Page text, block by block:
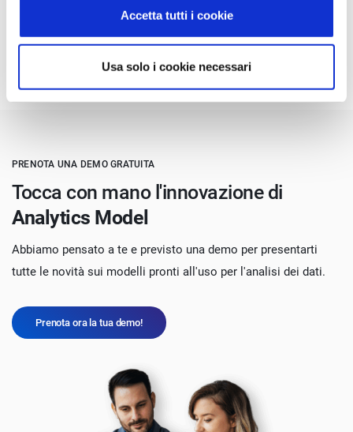
Accetta tutti i cookie
Usa solo i cookie necessari
PRENOTA UNA DEMO GRATUITA
Tocca con mano l'innovazione di
Analytics Model
Abbiamo pensato a te e previsto una demo per presentarti
tutte le novità sui modelli pronti all'uso per l'analisi dei dati.
Prenota ora la tua demo!